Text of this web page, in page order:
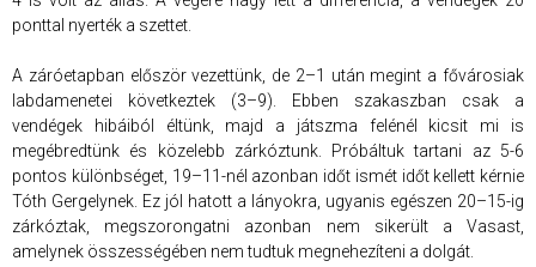
ponttal nyerték a szettet.
A záróetapban először vezettünk, de 2–1 után megint a fővárosiak
labdamenetei következtek (3–9). Ebben szakaszban csak a
vendégek hibáiból éltünk, majd a játszma felénél kicsit mi is
megébredtünk és közelebb zárkóztunk. Próbáltuk tartani az 5-6
pontos különbséget, 19–11-nél azonban időt ismét időt kellett kérnie
Tóth Gergelynek. Ez jól hatott a lányokra, ugyanis egészen 20–15-ig
zárkóztak, megszorongatni azonban nem sikerült a Vasast,
amelynek összességében nem tudtuk megnehezíteni a dolgát.